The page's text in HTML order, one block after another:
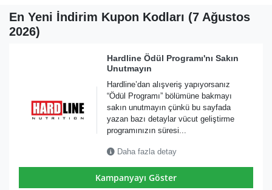
En Yeni İndirim Kupon Kodları (7 Ağustos
2026)
Hardline Ödül Programı'nı Sakın
Unutmayın
Hardline’dan alışveriş yapıyorsanız
“Ödül Programı” bölümüne bakmayı
sakın unutmayın çünkü bu sayfada
yazan bazı detaylar vücut geliştirme
programınızın süresi...
Daha fazla detay
Kampanyayı Göster